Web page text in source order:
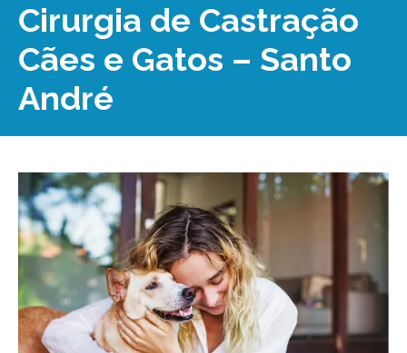
Cirurgia de Castração
Cães e Gatos – Santo
André